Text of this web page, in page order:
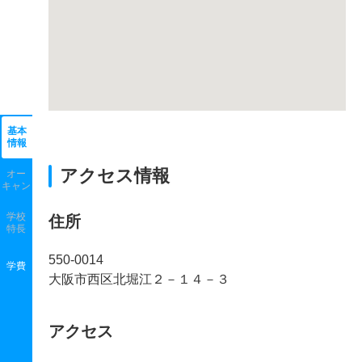
基本
情報
オー
キャン
学校
特長
学費
アクセス情報
住所
550-0014
大阪市西区北堀江２－１４－３
アクセス